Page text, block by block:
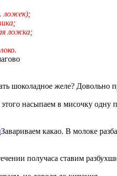
ложек);
ложка;
шоколадное желе? Довольно
насыпаем в мисочку одну
Завариваем какао. В молоке
получаса ставим